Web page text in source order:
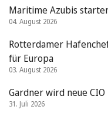
Maritime Azubis
04. August 2026
Rotterdamer
für Europa
03. August 2026
Gardner wird neue
31. Juli 2026